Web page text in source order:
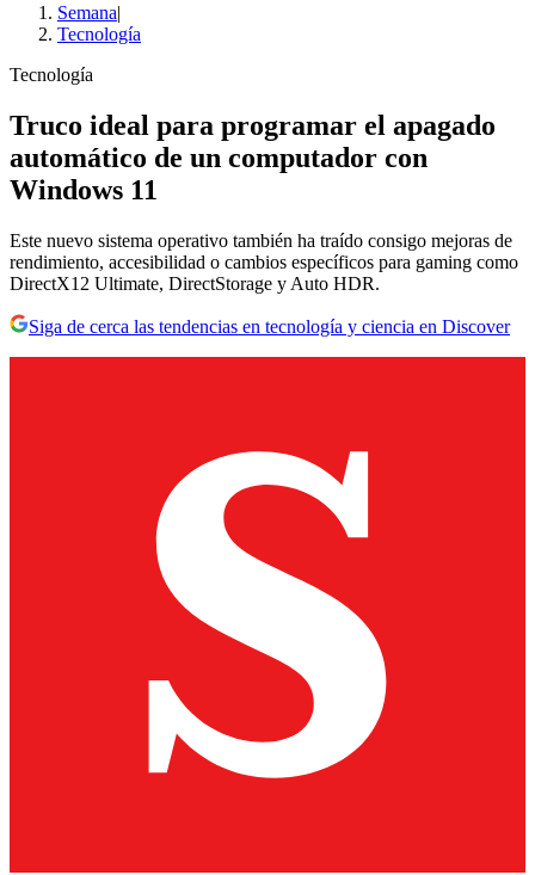
Semana|
Tecnología
Tecnología
Truco ideal para programar el apagado
automático de un computador con
Windows 11
Este nuevo sistema operativo también ha traído consigo mejoras de
rendimiento, accesibilidad o cambios específicos para gaming como
DirectX12 Ultimate, DirectStorage y Auto HDR.
Siga de cerca las tendencias en tecnología y ciencia en Discover